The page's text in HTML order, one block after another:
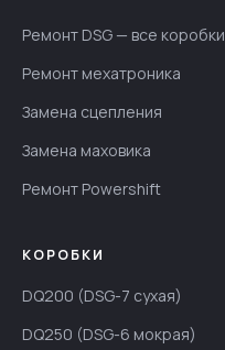
Ремонт DSG — все коробки
Ремонт мехатроника
Замена сцепления
Замена маховика
Ремонт Powershift
КОРОБКИ
DQ200 (DSG-7 сухая)
DQ250 (DSG-6 мокрая)